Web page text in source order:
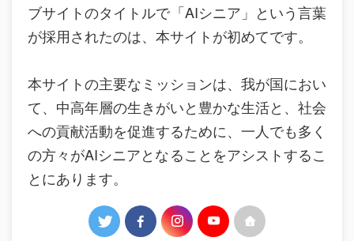
ブサイトのタイトルで「AIシニア」という言葉
が採用されたのは、本サイトが初めてです。
本サイトの主要なミッションは、我が国におい
て、中高年層の生きがいと豊かな生活と、社会
への貢献活動を促進するために、一人でも多く
の方々がAIシニアとなることをアシストするこ
とにあります。